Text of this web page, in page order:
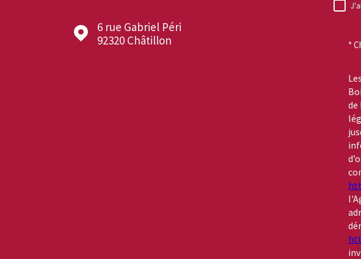
6 rue Gabriel Péri
92320
Châtillon *
de